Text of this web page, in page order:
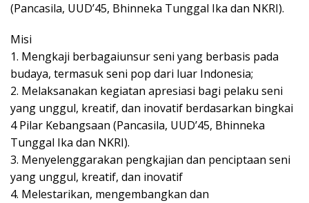
(Pancasila, UUD’45, Bhinneka Tunggal Ika dan NKRI).
Misi
1. Mengkaji berbagaiunsur seni yang berbasis pada
budaya, termasuk seni pop dari luar Indonesia;
2. Melaksanakan kegiatan apresiasi bagi pelaku seni
yang unggul, kreatif, dan inovatif berdasarkan bingkai
4 Pilar Kebangsaan (Pancasila, UUD’45, Bhinneka
Tunggal Ika dan NKRI).
3. Menyelenggarakan pengkajian dan penciptaan seni
yang unggul, kreatif, dan inovatif
4. Melestarikan, mengembangkan dan